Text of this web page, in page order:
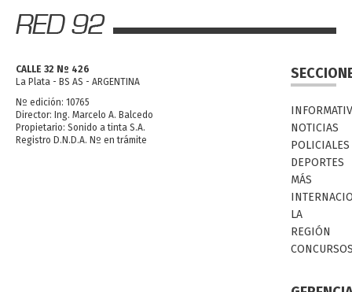
CALLE 32 Nº 426
La Plata - BS AS - ARGENTINA
Nº edición: 10765
Director: Ing. Marcelo A. Balcedo
Propietario: Sonido a tinta S.A.
Registro D.N.D.A. Nº en trámite
NOTICIAS
POLICIALES
DEPORTES
MÁS
LA
REGIÓN